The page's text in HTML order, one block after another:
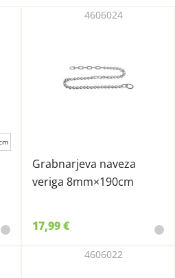
Grabnarjeva naveza
veriga 8mm×190cm
4606024
17,99 €
4606022